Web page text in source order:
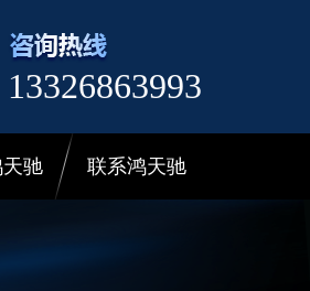
13326863993
驰 联系鸿天驰